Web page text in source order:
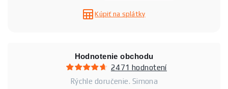
Kúpiť na splátky
Hodnotenie obchodu
2471 hodnotení
Rýchle doručenie. Simona